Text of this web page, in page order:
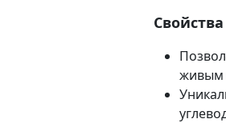
Свойства
живым